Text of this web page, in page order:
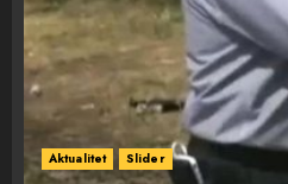
Aktualitet Slider